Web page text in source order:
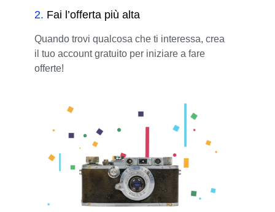
2. Fai l’offerta più alta
Quando trovi qualcosa che ti interessa, crea
il tuo account gratuito per iniziare a fare
offerte!